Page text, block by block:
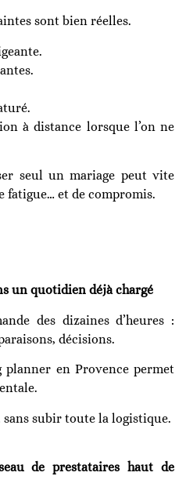
sont bien réelles.
à distance lorsque l’on ne
seul un mariage peut vite
fatigue… et de compromis.
un quotidien déjà chargé
des dizaines d’heures :
décisions.
planner en Provence permet
sans subir toute la logistique.
de prestataires haut de